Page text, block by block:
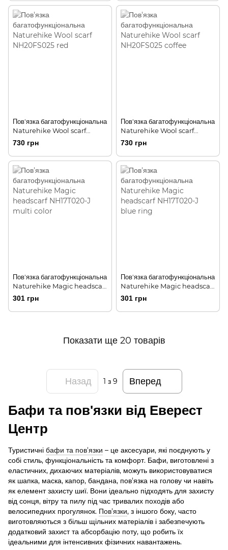
Пов'язка багатофункціональна
Naturehike Wool scarf
NH20FS025 red
730 грн
Пов'язка багатофункціональна
Naturehike Wool scarf
NH20FS025 coffee
730 грн
Пов'язка багатофункціональна
Naturehike Magic headscarf
NH17T020-J multi color
301 грн
Пов'язка багатофункціональна
Naturehike Magic headscarf
NH17T020-J blue ring
301 грн
Показати ще 20 товарів
Назад 1 з 9 Вперед
Бафи та пов'язки від Еверест
Центр
Туристичні бафи та пов'язки – це аксесуари, які поєднують у
собі стиль, функціональність та комфорт. Бафи, виготовлені з
еластичних, дихаючих матеріалів, можуть використовуватися
як шапка, маска, капор, бандана, пов'язка на голову чи навіть
як елемент захисту шиї. Вони ідеально підходять для захисту
від сонця, вітру та пилу під час тривалих походів або
велосипедних прогулянок. Пов'язки, з іншого боку, часто
виготовляються з більш щільних матеріалів і забезпечують
додатковий захист та абсорбацію поту, що робить їх
ідеальними для інтенсивних фізичних навантажень.